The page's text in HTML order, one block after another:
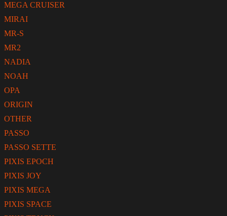
MEGA CRUISER
MIRAI
MR-S
MR2
NADIA
NOAH
OPA
ORIGIN
OTHER
PASSO
PASSO SETTE
PIXIS EPOCH
PIXIS JOY
PIXIS MEGA
PIXIS SPACE